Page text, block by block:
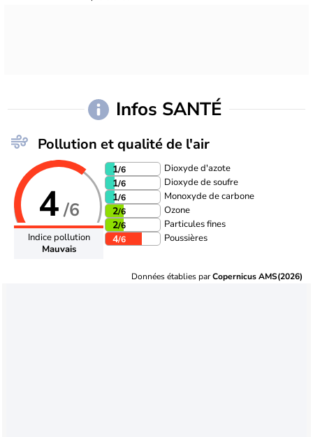
Infos SANTÉ
Pollution et qualité de l'air
4/6
Indice pollution
Mauvais
1/6 Dioxyde d'azote
1/6 Dioxyde de soufre
1/6 Monoxyde de carbone
2/6 Ozone
2/6 Particules fines
4/6 Poussières
Données établies parCopernicus AMS(2026)